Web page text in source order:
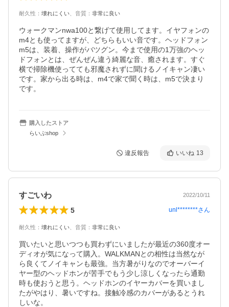
耐久性 ： 壊れにくい 音質 ： 非常に良い
ウォークマンnwa100と繋げて使用してます。イヤフォンの
m4とも使ってますが、どちらもいい音です。ヘッドフォン
m5は、装着、操作がバツグン。今まで使用の1万強のヘッ
ドフォンとは、ぜんぜん違う綺麗な音、癒されます。すぐ
横で掃除機使ってても邪魔されずに聞けるノイキャン凄い
です。家から出る時は、m4で家で聞く時は、m5で決まり
です。
購入したストア
らいぶshop
違反報告 いいね 13
すごいわ 2022/10/11
5 unl********さん
耐久性 ： 壊れにくい 音質 ： 非常に良い
買いたいと思いつつも買わずにいましたが最近の360度オー
ディオが気になって購入。WALKMANとの相性は当然なが
ら良くてノイキャンも最強。当方暑がりなのでオーバーイ
ヤー型のヘッドホンが苦手でもう少し涼しくなったら通勤
時も使おうと思う。ヘッドホンのイヤーカバーを買いまし
たがやはり、暑いですね。接触冷感のカバーがあるとうれ
しいな。